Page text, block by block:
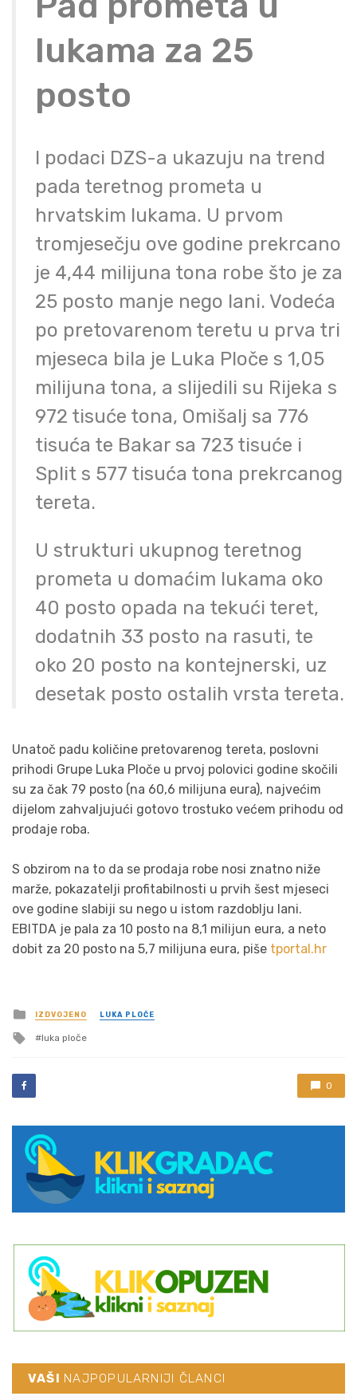
lukama za 25
posto
I podaci DZS-a ukazuju na trend
pada teretnog prometa u
hrvatskim lukama. U prvom
tromjesečju ove godine prekrcano
je 4,44 milijuna tona robe što je za
25 posto manje nego lani. Vodeća
po pretovarenom teretu u prva tri
mjeseca bila je Luka Ploče s 1,05
milijuna tona, a slijedili su Rijeka s
972 tisuće tona, Omišalj sa 776
tisuća te Bakar sa 723 tisuće i
Split s 577 tisuća tona prekrcanog
tereta.
U strukturi ukupnog teretnog
prometa u domaćim lukama oko
40 posto opada na tekući teret,
dodatnih 33 posto na rasuti, te
oko 20 posto na kontejnerski, uz
desetak posto ostalih vrsta tereta.
Unatoč padu količine pretovarenog tereta, poslovni
prihodi Grupe Luka Ploče u prvoj polovici godine skočili
su za čak 79 posto (na 60,6 milijuna eura), najvećim
dijelom zahvaljujući gotovo trostuko većem prihodu od
prodaje roba.
S obzirom na to da se prodaja robe nosi znatno niže
marže, pokazatelji profitabilnosti u prvih šest mjeseci
ove godine slabiji su nego u istom razdoblju lani.
EBITDA je pala za 10 posto na 8,1 milijun eura, a neto
dobit za 20 posto na 5,7 milijuna eura, piše tportal.hr
Posted
in
IZDVOJENO LUKA PLOČE
Tagged
luka ploče
0
VAŠI NAJPOPULARNIJI ČLANCI